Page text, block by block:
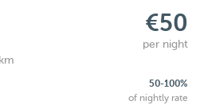
€50
per night
50-100%
of nightly rate